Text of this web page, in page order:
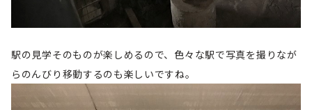
駅の見学そのものが楽しめるので、色々な駅で写真を撮りなが
らのんびり移動するのも楽しいですね。